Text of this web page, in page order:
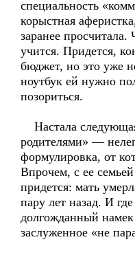
специальность
корыстная
заранее
учится. Придется,
бюджет, но это уже
ноутбук ей нужно
позориться.
Настала
родителями» —
формулировка, от
Впрочем, с ее семьей
придется: мать
пару лет назад. И
долгожданный намек
заслуженное «не